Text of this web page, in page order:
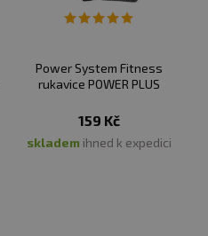
Power System Fitness
rukavice POWER PLUS
159 Kč
skladem ihned k expedici